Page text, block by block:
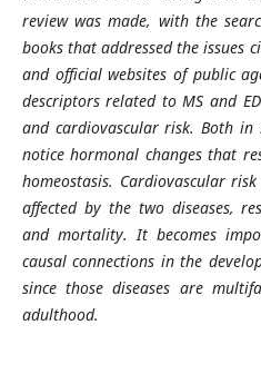
review was made, with the
books that addressed the issues
and official websites of public
descriptors related to MS and
and cardiovascular risk. Both
notice hormonal changes that
homeostasis. Cardiovascular
affected by the two diseases,
and mortality. It becomes
causal connections in the
since those diseases are
adulthood.